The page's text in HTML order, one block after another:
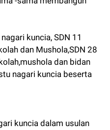
kuncia, SDN 11
dan Mushola,SDN 28
dan bidan
nagari kuncia beserta
kuncia dalam usulan